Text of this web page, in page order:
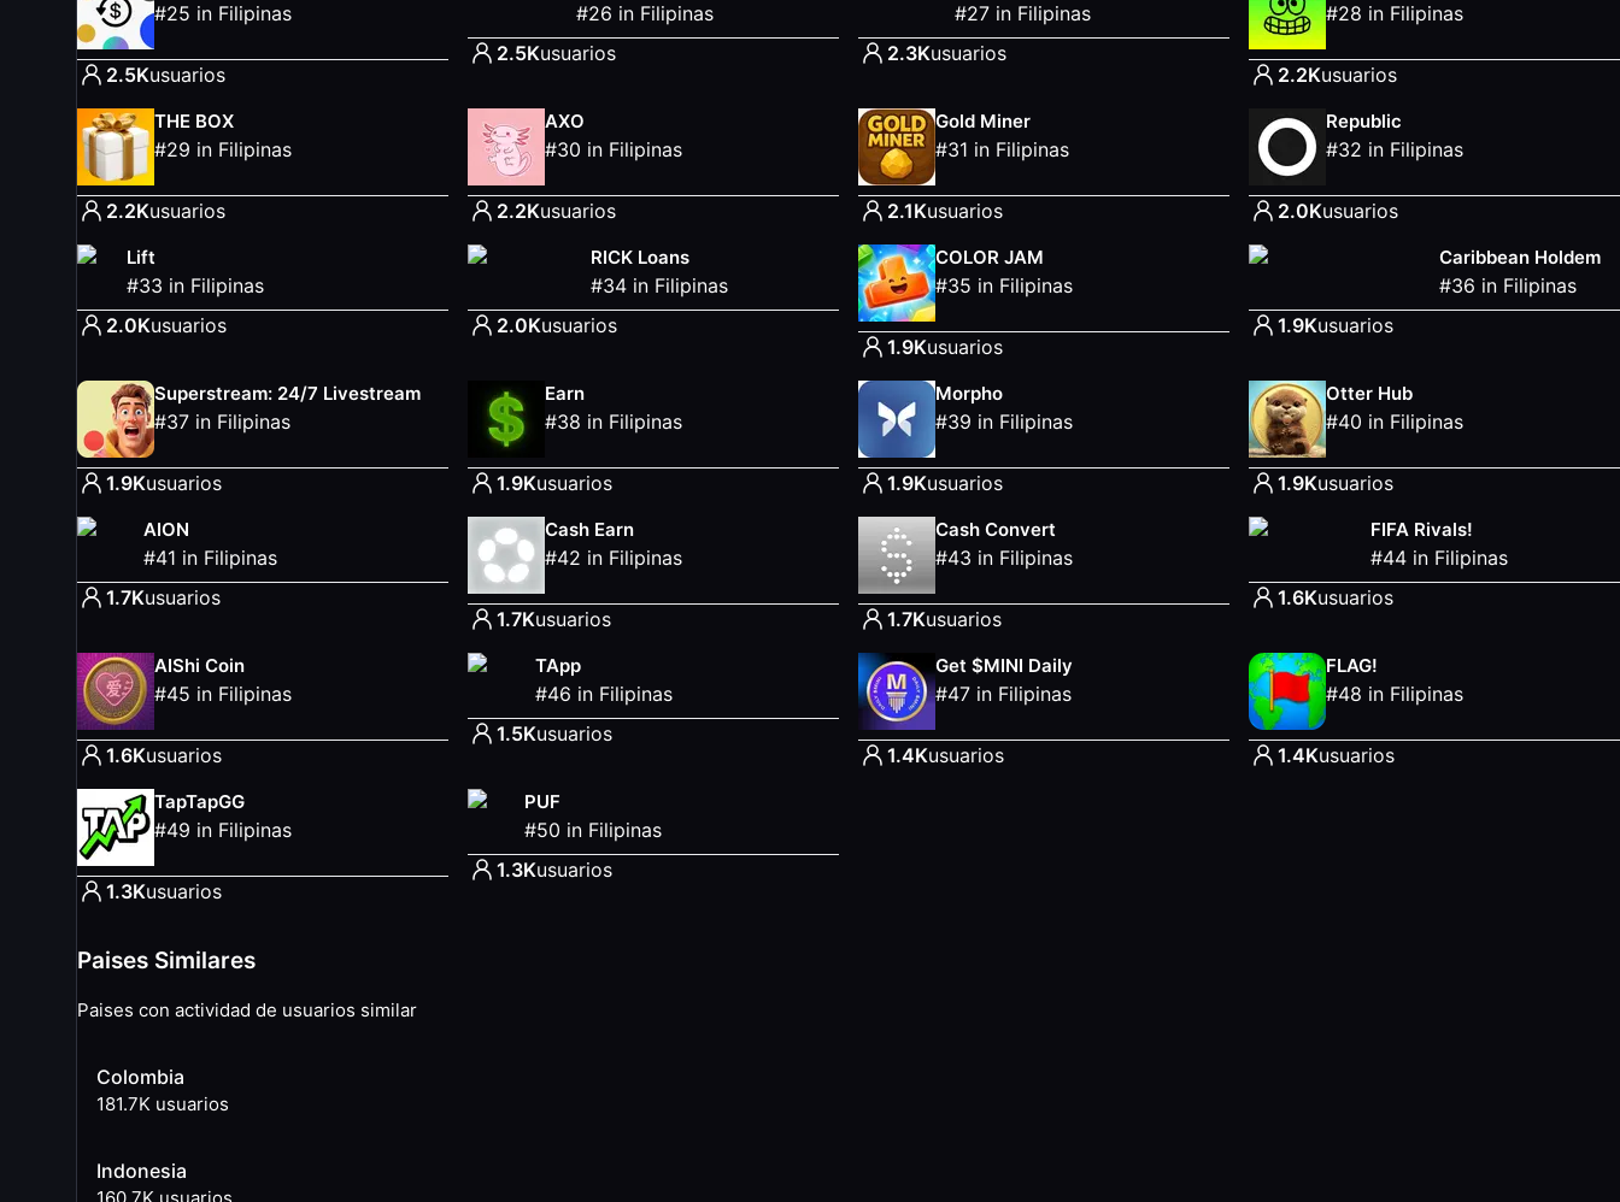
#25 in Filipinas
2.5Kusuarios
#26 in Filipinas
2.5Kusuarios
#27 in Filipinas
2.3Kusuarios
#28 in Filipinas
2.2Kusuarios
THE BOX
#29 in Filipinas
2.2Kusuarios
AXO
#30 in Filipinas
2.2Kusuarios
Gold Miner
#31 in Filipinas
2.1Kusuarios
Republic
#32 in Filipinas
2.0Kusuarios
Lift
#33 in Filipinas
2.0Kusuarios
RICK Loans
#34 in Filipinas
2.0Kusuarios
COLOR JAM
#35 in Filipinas
1.9Kusuarios
Caribbean Holdem
#36 in Filipinas
1.9Kusuarios
Superstream: 24/7 Livestream
#37 in Filipinas
1.9Kusuarios
Earn
#38 in Filipinas
1.9Kusuarios
Morpho
#39 in Filipinas
1.9Kusuarios
Otter Hub
#40 in Filipinas
1.9Kusuarios
AION
#41 in Filipinas
1.7Kusuarios
Cash Earn
#42 in Filipinas
1.7Kusuarios
Cash Convert
#43 in Filipinas
1.7Kusuarios
FIFA Rivals!
#44 in Filipinas
1.6Kusuarios
AIShi Coin
#45 in Filipinas
1.6Kusuarios
TApp
#46 in Filipinas
1.5Kusuarios
Get $MINI Daily
#47 in Filipinas
1.4Kusuarios
FLAG!
#48 in Filipinas
1.4Kusuarios
TapTapGG
#49 in Filipinas
1.3Kusuarios
PUF
#50 in Filipinas
1.3Kusuarios
Paises Similares
Paises con actividad de usuarios similar
Colombia
181.7K usuarios
Indonesia